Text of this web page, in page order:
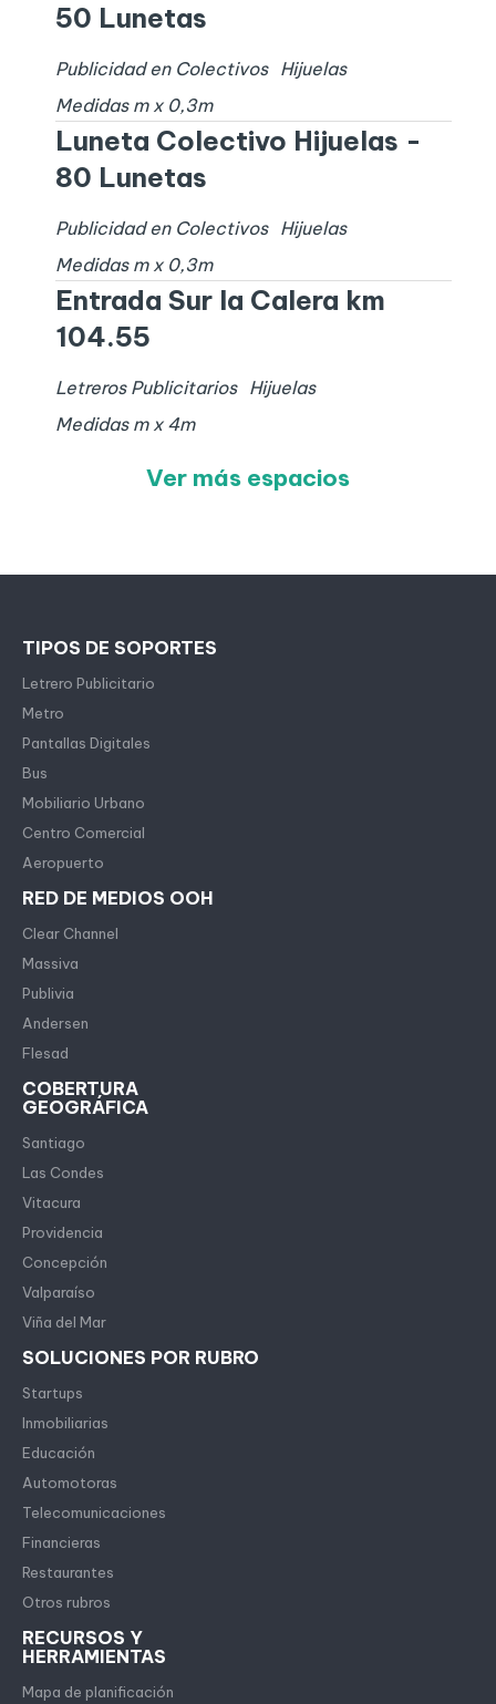
50 Lunetas
Publicidad en Colectivos
Hijuelas
Medidas m x 0,3m
Luneta Colectivo Hijuelas -
80 Lunetas
Publicidad en Colectivos
Hijuelas
Medidas m x 0,3m
Entrada Sur la Calera km
104.55
Letreros Publicitarios
Hijuelas
Medidas m x 4m
Ver más espacios
TIPOS DE SOPORTES
Letrero Publicitario
Metro
Pantallas Digitales
Bus
Mobiliario Urbano
Centro Comercial
Aeropuerto
RED DE MEDIOS OOH
Clear Channel
Massiva
Publivia
Andersen
Flesad
COBERTURA
GEOGRÁFICA
Santiago
Las Condes
Vitacura
Providencia
Concepción
Valparaíso
Viña del Mar
SOLUCIONES POR RUBRO
Startups
Inmobiliarias
Educación
Automotoras
Telecomunicaciones
Financieras
Restaurantes
Otros rubros
RECURSOS Y
HERRAMIENTAS
Mapa de planificación